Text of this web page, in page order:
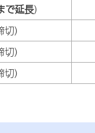
で延長）
）
）
）